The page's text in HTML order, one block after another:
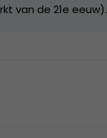
van de 21e eeuw).